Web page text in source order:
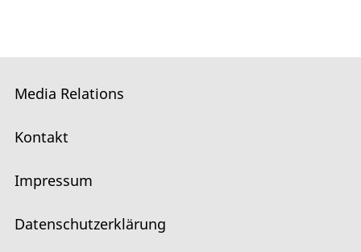
Media Relations
Kontakt
Impressum
Datenschutzerklärung